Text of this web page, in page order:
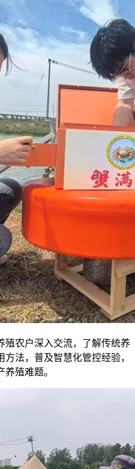
殖农户深入交流，了解传统养
法，普及智慧化管控经验，
殖难题。